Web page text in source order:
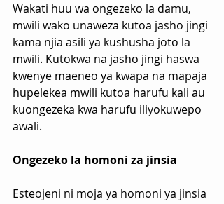
Wakati huu wa ongezeko la damu,
mwili wako unaweza kutoa jasho jingi
kama njia asili ya kushusha joto la
mwili. Kutokwa na jasho jingi haswa
kwenye maeneo ya kwapa na mapaja
hupelekea mwili kutoa harufu kali au
kuongezeka kwa harufu iliyokuwepo
awali.
Ongezeko la homoni za jinsia
Esteojeni ni moja ya homoni ya jinsia